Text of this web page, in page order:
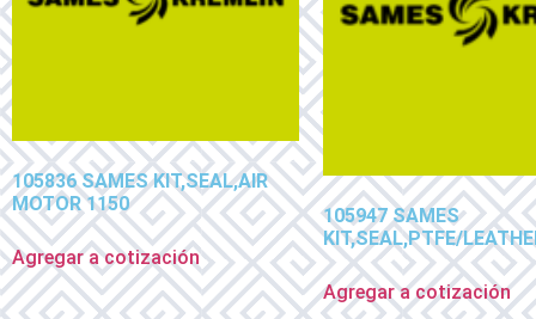
105836 SAMES KIT,SEAL,AIR
MOTOR 1150
Agregar a cotización
105947 SAMES
KIT,SEAL,PTFE/
Agregar a cotización